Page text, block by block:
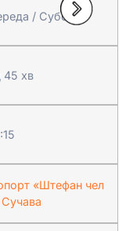
/ Субота
45 хв
«Штефан чел